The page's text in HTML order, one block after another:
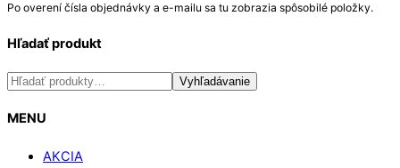
Po overení čísla objednávky a e-mailu sa tu zobrazia spôsobilé položky.
Hľadať produkt
Hľadať: Vyhľadávanie
MENU
AKCIA